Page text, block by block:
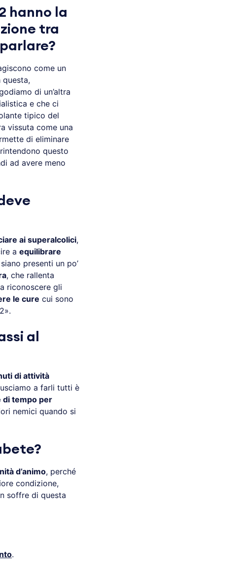
hanno la
tra
come un
di un’altra
e che ci
tipico del
vissuta come una
di eliminare
questo
ad avere meno
ai superalcolici,
a equilibrare
presenti un po’
, che rallenta
riconoscere gli
le cure cui sono
al
di attività
a farli tutti è
di tempo per
nemici quando si
d’animo, perché
condizione,
soffre di questa
.